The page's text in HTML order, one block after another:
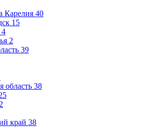
Карелия 40
15
4
2
39
область 38
2
край 38